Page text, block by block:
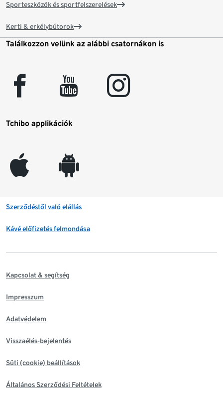
Sporteszközök és sportfelszerelések
Kerti & erkélybútorok
Találkozzon velünk az alábbi csatornákon is
facebook youtube instagram
Tchibo applikációk
appleinc android
Szerződéstől való elállás
Kávé előfizetés felmondása
Kapcsolat & segítség
Impresszum
Adatvédelem
Visszaélés-bejelentés
Süti (cookie) beállítások
Általános Szerződési Feltételek